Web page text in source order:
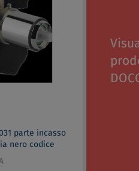
parte incasso
nero codice